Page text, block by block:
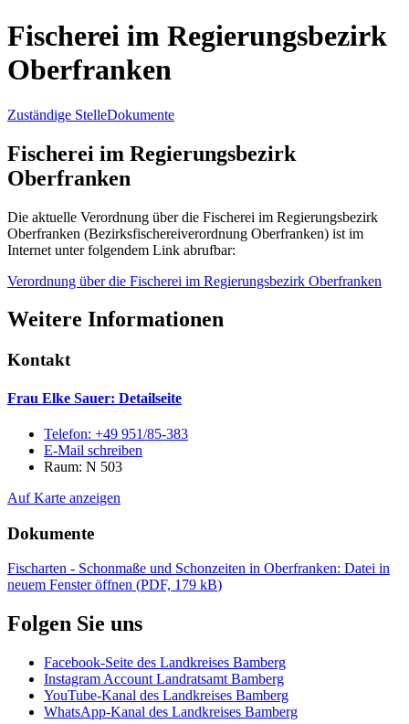
Fischerei im Regierungsbezirk
Oberfranken
Zuständige StelleDokumente
Fischerei im Regierungsbezirk
Oberfranken
Die aktuelle Verordnung über die Fischerei im Regierungsbezirk
Oberfranken (Bezirksfischereiverordnung Oberfranken) ist im
Internet unter folgendem Link abrufbar:
Verordnung über die Fischerei im Regierungsbezirk Oberfranken
Weitere Informationen
Kontakt
Frau Elke Sauer: Detailseite
Telefon: +49 951/85-383
E-Mail schreiben
Raum: N 503
Auf Karte anzeigen
Dokumente
Fischarten - Schonmaße und Schonzeiten in Oberfranken: Datei in
neuem Fenster öffnen (PDF, 179 kB)
Folgen Sie uns
Facebook-Seite des Landkreises Bamberg
Instagram Account Landratsamt Bamberg
YouTube-Kanal des Landkreises Bamberg
WhatsApp-Kanal des Landkreises Bamberg